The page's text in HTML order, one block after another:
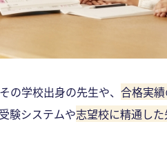
の学校出身の先生や、 合格実
験システムや志望校に精通し